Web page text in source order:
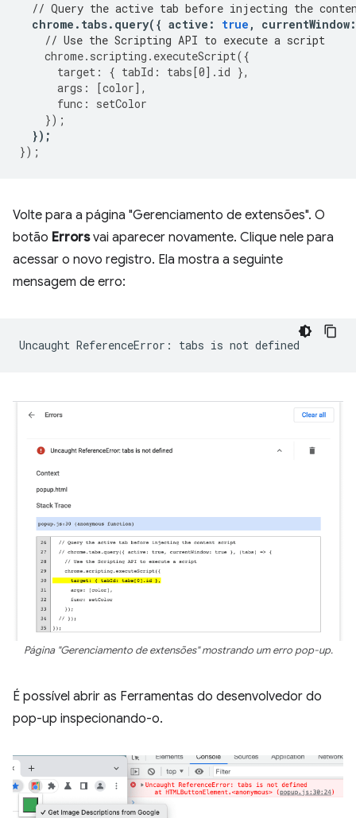
// Query the active tab before injecting the
chrome . tabs. query({ active : true , currentWindow:
// Use the Scripting API to execute a script
chrome. scripting . executeScript({
target : { tabId : tabs[0]. id },
args : [color],
func :
setColor
});
});
});
Volte para a página "Gerenciamento de extensões". O
botão Errorsvai aparecer novamente. Clique nele para
acessar o novo registro. Ela mostra a seguinte
mensagem de erro:
Página "Gerenciamento de extensões" mostrando um erro pop-up.
É possível abrir as Ferramentas do desenvolvedor do
pop-up inspecionando-o.